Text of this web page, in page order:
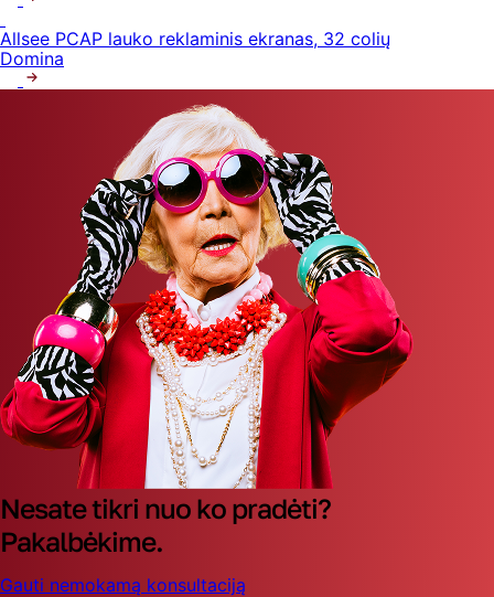
Allsee PCAP lauko reklaminis ekranas, 32 colių
Domina
Nesate tikri nuo ko pradėti?
Pakalbėkime.
Gauti nemokamą konsultaciją